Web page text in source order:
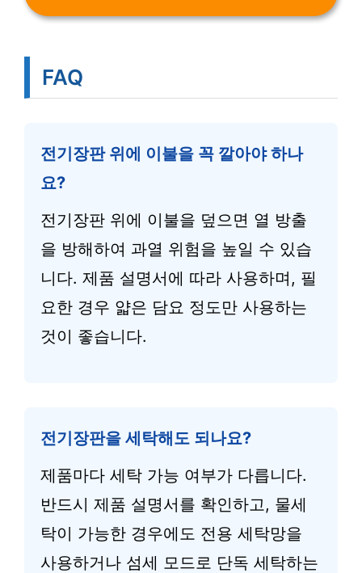
FAQ
전기장판 위에 이불을 꼭 깔아야 하나
요?
전기장판 위에 이불을 덮으면 열 방출
을 방해하여 과열 위험을 높일 수 있습
니다. 제품 설명서에 따라 사용하며, 필
요한 경우 얇은 담요 정도만 사용하는
것이 좋습니다.
전기장판을 세탁해도 되나요?
제품마다 세탁 가능 여부가 다릅니다.
반드시 제품 설명서를 확인하고, 물세
탁이 가능한 경우에도 전용 세탁망을
사용하거나 섬세 모드로 단독 세탁하는